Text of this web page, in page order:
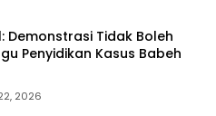
Demonstrasi Tidak Boleh
Penyidikan Kasus Babeh
2026